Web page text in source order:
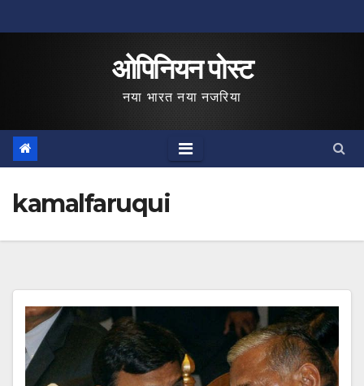
to
ओपिनियन पोस्ट
नया भारत नया नजरिया
kamalfaruqui